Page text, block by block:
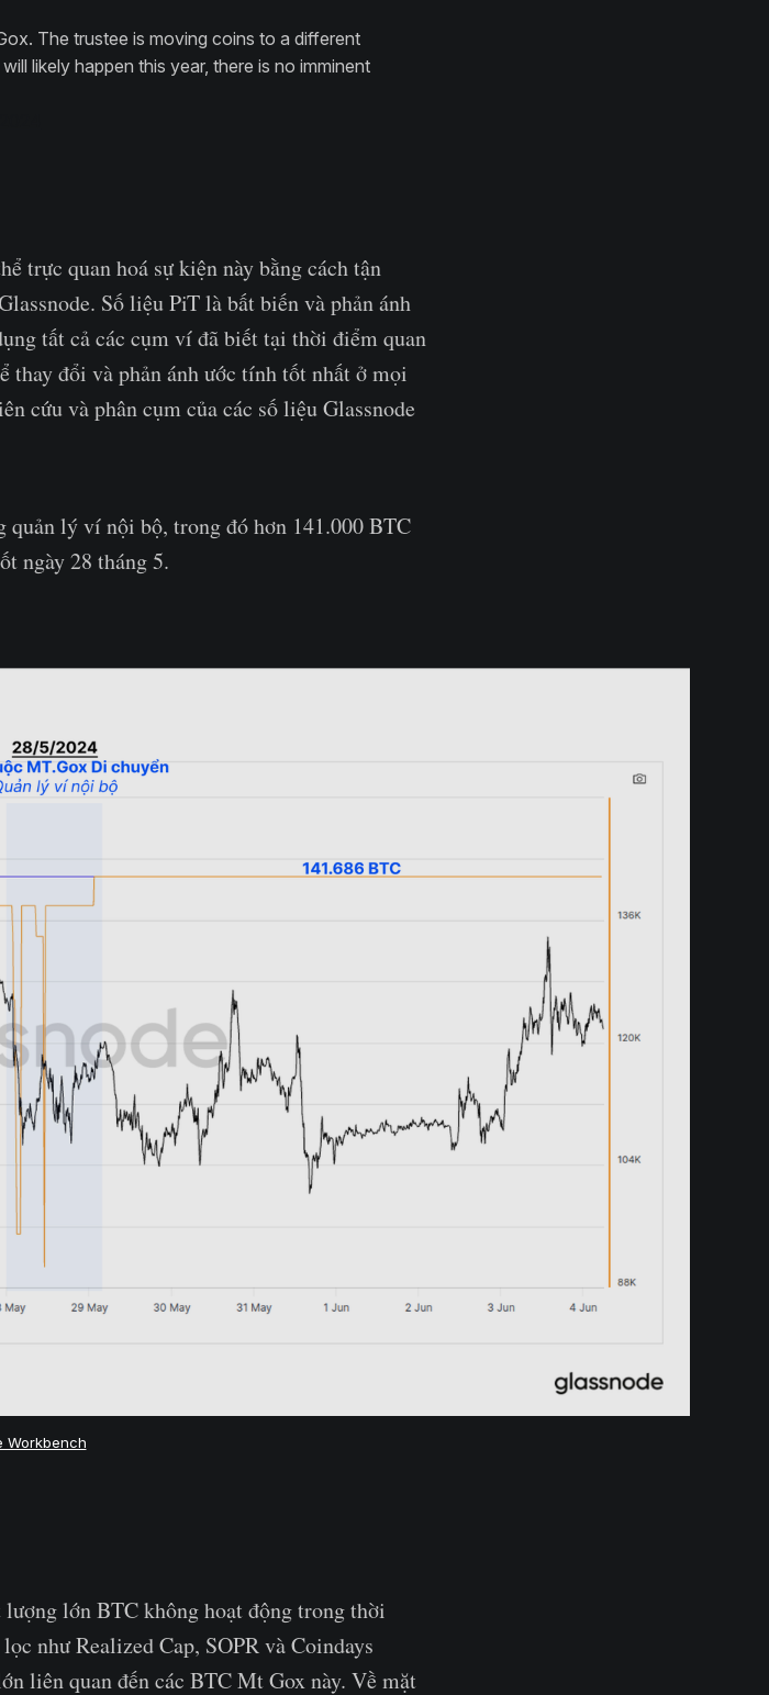
The trustee is moving coins to a different
likely happen this year, there is no imminent
trực quan hoá sự kiện này bằng cách tận
Số liệu PiT là bất biến và phản ánh
tất cả các cụm ví đã biết tại thời điểm quan
thay đổi và phản ánh ước tính tốt nhất ở mọi
cứu và phân cụm của các số liệu Glassnode
quản lý ví nội bộ, trong đó hơn 141.000 BTC
ngày 28 tháng 5.
Workbench
lớn BTC không hoạt động trong thời
như Realized Cap, SOPR và Coindays
liên quan đến các BTC Mt Gox này. Về mặt